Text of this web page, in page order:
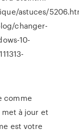
astuces/
changer-
10-
comme
met à jour et
est votre